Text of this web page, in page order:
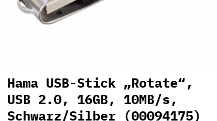
Hama USB-Stick „Rotate“,
USB 2.0, 16GB, 10MB/s,
Schwarz/Silber (00094175)